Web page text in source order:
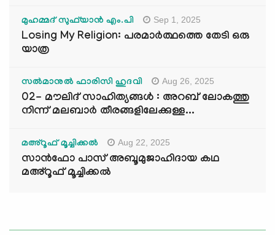
മുഹമ്മദ് സുഫ്‌യാൻ എം.പി Sep 1, 2025
Losing My Religion: പരമാർത്ഥത്തെ തേടി ഒരു
യാത്ര
സൽമാനുൽ ഫാരിസി ഹുദവി Aug 26, 2025
02- മൗലിദ് സാഹിത്യങ്ങൾ : അറബ് ലോകത്തു
നിന്ന് മലബാർ തീരങ്ങളിലേക്കുള്ള...
മഅ്റൂഫ് മൂച്ചിക്കല്‍ Aug 22, 2025
സാൻഫോ പാസ് അബൂമുജാഹിദായ കഥ
മഅ്റൂഫ് മൂച്ചിക്കല്‍